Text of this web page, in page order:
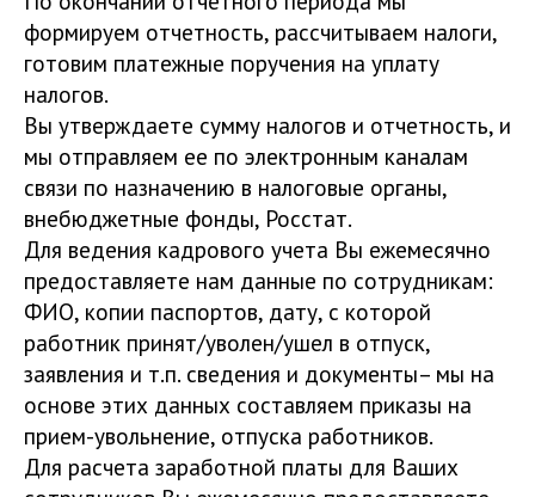
формируем отчетность, рассчитываем налоги,
готовим платежные поручения на уплату
налогов.
Вы утверждаете сумму налогов и отчетность, и
мы отправляем ее по электронным каналам
связи по назначению в налоговые органы,
внебюджетные фонды, Росстат.
Для ведения кадрового учета Вы ежемесячно
предоставляете нам данные по сотрудникам:
ФИО, копии паспортов, дату, с которой
работник принят/уволен/ушел в отпуск,
заявления и т.п. сведения и документы– мы на
основе этих данных составляем приказы на
прием-увольнение, отпуска работников.
Для расчета заработной платы для Ваших